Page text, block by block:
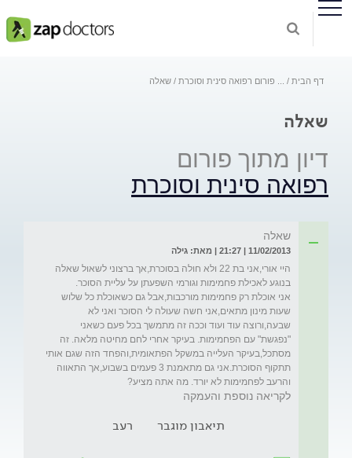
דף הבית פורום רפואה סינית וסוכרת שאלה
שאלה
דיון מתוך פורום
רפואה סינית וסוכרת
שאלה
11/02/2013 | 21:27 | מאת: גילה
היי אורי,אני בת 22 ולא חולה בסוכרת,אך ברצוני לשאול שאלה
אני אוכלת רק פחמימות מורכבות,אבל גם כשאוכלת כל שלוש
שעות מינון מתאים,אני חשה שעולה לי הסוכר ואני לא
שבעה,ורוצה עוד ועוד וככה זה מתמשך בכל פעם כשאני
"נפגשת" עם הפחמימות. בעיקר אחרי לחם מחיטה מלאה. זה
מסתכל,בעיקר העלייה במשקל הפתאומית,והפחד הזה שגם אותי
תתקוף הסוכרת.אני גם מתאמנת 3 פעמים בשבוע,אך התאווה
והרעב לפחמימות לא יורד. מה אתה מציע?
לקריאה נוספת והעמקה
תיאבון מוגבר רעב